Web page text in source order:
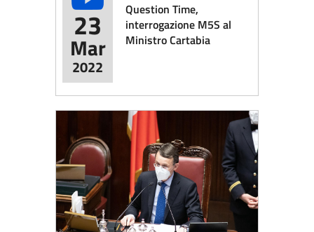
Question Time,
interrogazione M5S al
Ministro Cartabia
23
Mar
2022